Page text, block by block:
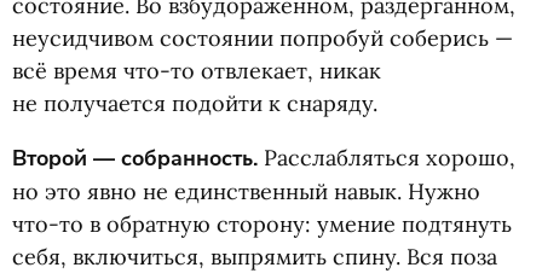
состояние. Во взбудораженном, раздёрганном,
неусидчивом состоянии попробуй соберись —
всё время что-то отвлекает, никак
не получается подойти к снаряду.
Второй — собранность. Расслабляться хорошо,
но это явно не единственный навык. Нужно
что-то в обратную сторону: умение подтянуть
себя, включиться, выпрямить спину. Вся поза